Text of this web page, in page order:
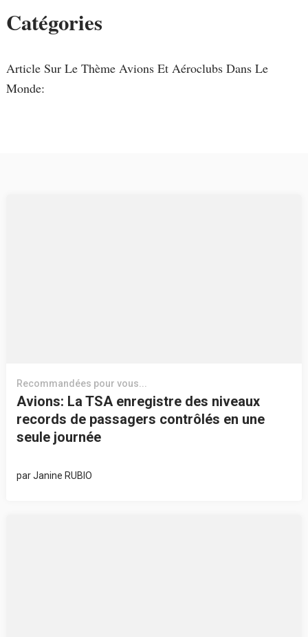
Catégories
Article Sur Le Thème Avions Et Aéroclubs Dans Le
Monde:
Recommandées pour vous...
Avions: La TSA enregistre des niveaux
records de passagers contrôlés en une
seule journée
parJanine RUBIO